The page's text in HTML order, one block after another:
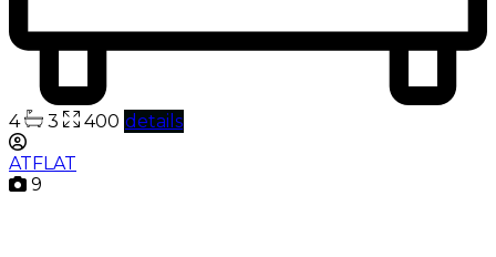
4 3 400 details
ATFLAT
9